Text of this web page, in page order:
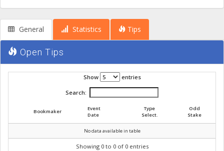
General Statistics Tips
Open Tips
Show entries
Search:
Bookmaker
Event
Date
Type
Select.
Odd
Stake
No data available in table
Showing 0 to 0 of 0 entries